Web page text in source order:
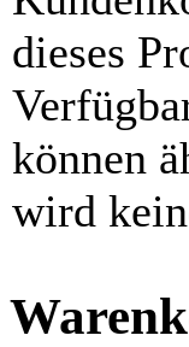
dieses
können
wird